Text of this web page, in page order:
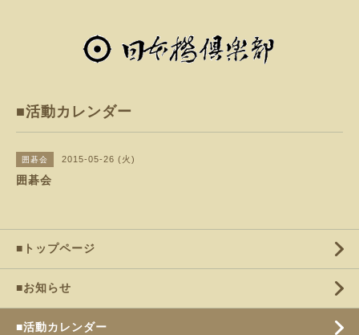
■活動カレンダー
囲碁会 2015-05-26 (火)
囲碁会
■トップページ
■お知らせ
■活動カレンダー